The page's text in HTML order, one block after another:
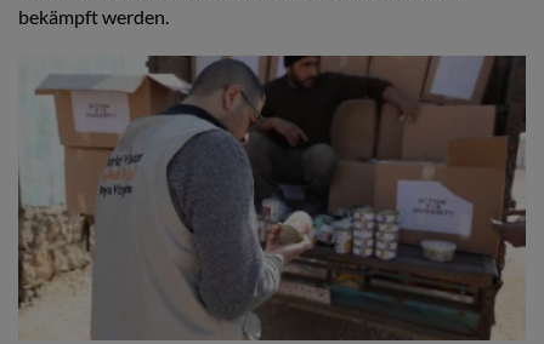
bekämpft werden.